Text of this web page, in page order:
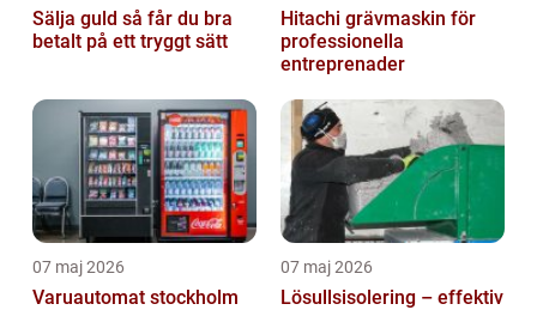
Sälja guld så får du bra
betalt på ett tryggt sätt
Hitachi grävmaskin för
professionella
entreprenader
07 maj 2026
Varuautomat stockholm
07 maj 2026
Lösullsisolering – effektiv